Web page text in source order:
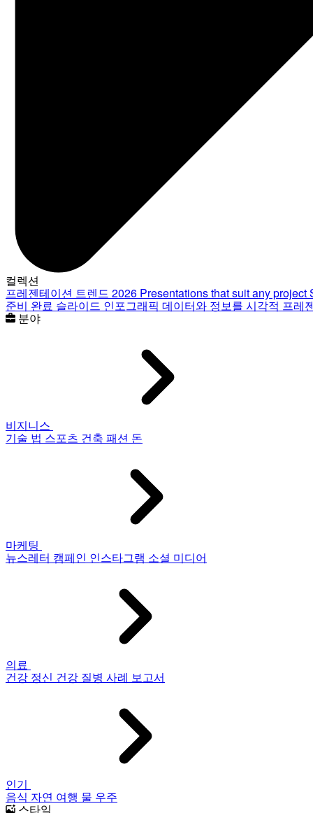
컬렉션
프레젠테이션 트렌드 2026 Presentations that suit any project
준비 완료 슬라이드 인포그래픽 데이터와 정보를 시각적 프레
분야
비지니스
기술 법 스포츠 건축 패션 돈
마케팅
뉴스레터 캠페인 인스타그램 소셜 미디어
의료
건강 정신 건강 질병 사례 보고서
인기
음식 자연 여행 물 우주
스타일